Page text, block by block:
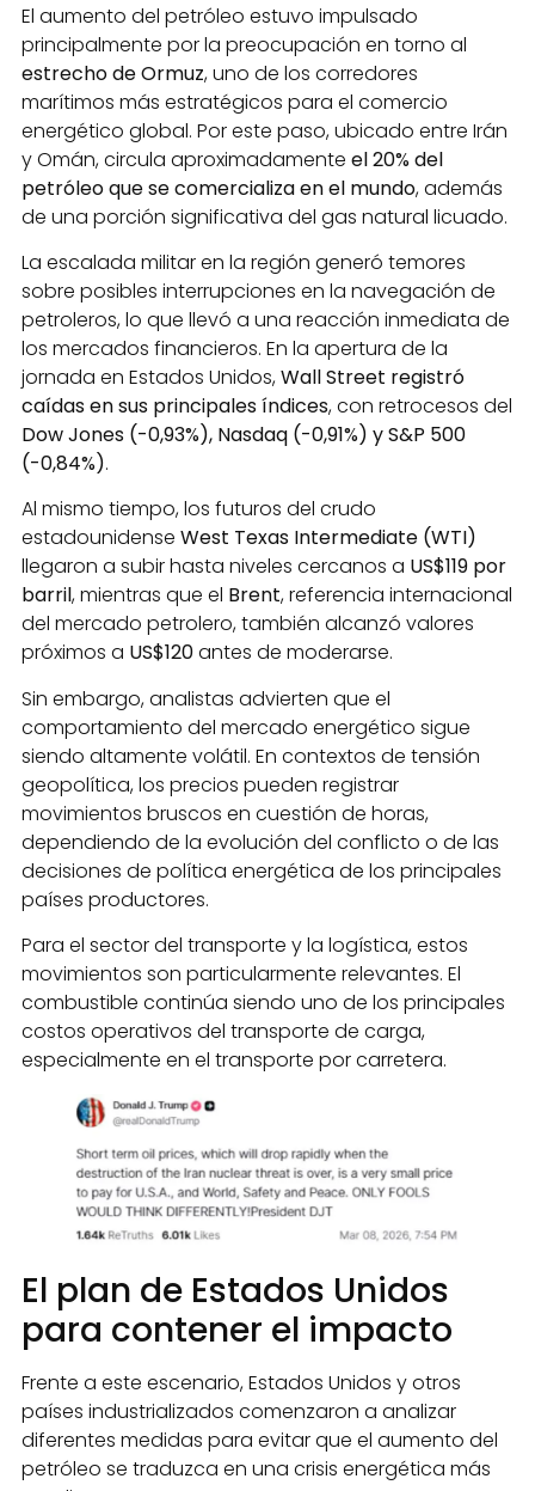
El aumento del petróleo estuvo impulsado
principalmente por la preocupación en torno al
estrecho de Ormuz, uno de los corredores
marítimos más estratégicos para el comercio
energético global. Por este paso, ubicado entre Irán
y Omán, circula aproximadamente el 20% del
petróleo que se comercializa en el mundo, además
de una porción significativa del gas natural licuado.
La escalada militar en la región generó temores
sobre posibles interrupciones en la navegación de
petroleros, lo que llevó a una reacción inmediata de
los mercados financieros. En la apertura de la
jornada en Estados Unidos,Wall Street registró
caídas en sus principales índices, con retrocesos del
Dow Jones (-0,93%), Nasdaq (-0,91%) y S&P 500
(-0,84%).
Al mismo tiempo, los futuros del crudo
estadounidense West Texas Intermediate (WTI)
llegaron a subir hasta niveles cercanos a US$119 por
barril, mientras que el Brent, referencia internacional
del mercado petrolero, también alcanzó valores
próximos a US$120antes de moderarse.
Sin embargo, analistas advierten que el
comportamiento del mercado energético sigue
siendo altamente volátil. En contextos de tensión
geopolítica, los precios pueden registrar
movimientos bruscos en cuestión de horas,
dependiendo de la evolución del conflicto o de las
decisiones de política energética de los principales
países productores.
Para el sector del transporte y la logística, estos
movimientos son particularmente relevantes. El
combustible continúa siendo uno de los principales
costos operativos del transporte de carga,
especialmente en el transporte por carretera.
El plan de Estados Unidos
para contener el impacto
Frente a este escenario, Estados Unidos y otros
países industrializados comenzaron a analizar
diferentes medidas para evitar que el aumento del
petróleo se traduzca en una crisis energética más